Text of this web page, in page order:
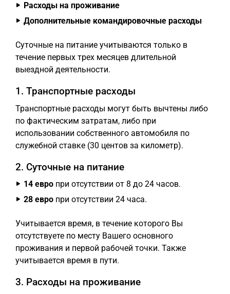
Расходы на проживание
Дополнительные командировочные расходы
Суточные на питание учитываются только в
течение первых трех месяцев длительной
выездной деятельности.
1. Транспортные расходы
Транспортные расходы могут быть вычтены либо
по фактическим затратам, либо при
использовании собственного автомобиля по
служебной ставке (30 центов за километр).
2. Суточные на питание
14 евро при отсутствии от 8 до 24 часов.
28 евро при отсутствии 24 часа.
Учитывается время, в течение которого Вы
отсутствуете по месту Вашего основного
проживания и первой рабочей точки. Также
учитывается время в пути.
3. Расходы на проживание